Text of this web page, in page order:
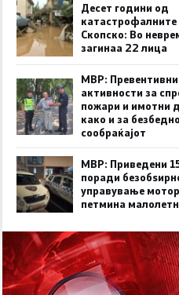
Десет години од
катастрофалните
Скопско: Во
загинаа 22 лица
МВР: Превентивни
активности за
пожари и имотни
како и за
сообраќајот
МВР: Приведени
поради
управување
петмина